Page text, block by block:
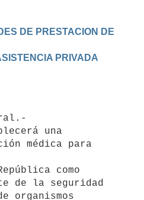
DE PRESTACION DE
PRIVADA
médica para
como
de la seguridad
organismos